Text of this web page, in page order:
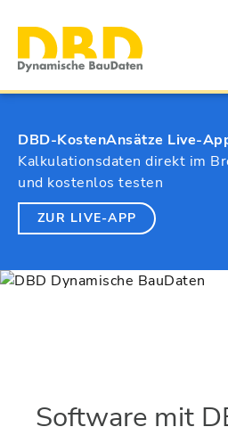
DBD-KostenAnsätze Live-
Kalkulationsdaten direkt im
und kostenlos testen
ZUR LIVE-APP
Software mit